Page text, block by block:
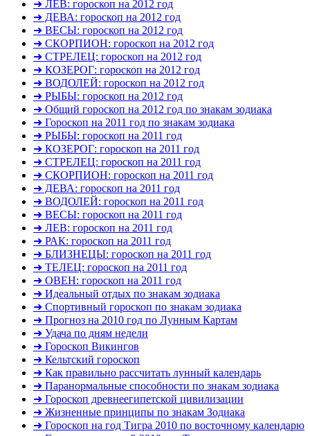
➜ ЛЕВ: гороскоп на 2012 год
➜ ДЕВА: гороскоп на 2012 год
➜ ВЕСЫ: гороскоп на 2012 год
➜ СКОРПИОН: гороскоп на 2012 год
➜ СТРЕЛЕЦ: гороскоп на 2012 год
➜ КОЗЕРОГ: гороскоп на 2012 год
➜ ВОДОЛЕЙ: гороскоп на 2012 год
➜ РЫБЫ: гороскоп на 2012 год
➜ Общий гороскоп на 2012 год по знакам зодиака
➜ Гороскоп на 2011 год по знакам зодиака
➜ РЫБЫ: гороскоп на 2011 год
➜ КОЗЕРОГ: гороскоп на 2011 год
➜ СТРЕЛЕЦ: гороскоп на 2011 год
➜ СКОРПИОН: гороскоп на 2011 год
➜ ДЕВА: гороскоп на 2011 год
➜ ВОДОЛЕЙ: гороскоп на 2011 год
➜ ВЕСЫ: гороскоп на 2011 год
➜ ЛЕВ: гороскоп на 2011 год
➜ РАК: гороскоп на 2011 год
➜ БЛИЗНЕЦЫ: гороскоп на 2011 год
➜ ТЕЛЕЦ: гороскоп на 2011 год
➜ ОВЕН: гороскоп на 2011 год
➜ Идеальный отдых по знакам зодиака
➜ Спортивный гороскоп по знакам зодиака
➜ Прогноз на 2010 год по Лунным Картам
➜ Удача по дням недели
➜ Гороскоп Викингов
➜ Кельтский гороскоп
➜ Как правильно рассчитать лунный календарь
➜ Паранормальные способности по знакам зодиака
➜ Гороскоп древнеегипетской цивилизации
➜ Жизненные принципы по знакам Зодиака
➜ Гороскоп на год Тигра 2010 по восточному календарю